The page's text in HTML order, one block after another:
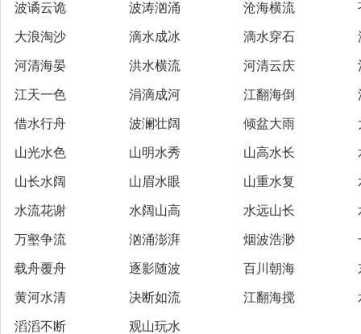
波谲云诡 波涛汹涌 沧海横流
大浪淘沙 滴水成冰 滴水穿石
河清海晏 洪水横流 河清云庆
江天一色 涓滴成河 江翻海倒
借水行舟 波澜壮阔 倾盆大雨
山光水色 山明水秀 山高水长
山长水阔 山眉水眼 山重水复
水流花谢 水阔山高 水远山长
万壑争流 汹涌澎湃 烟波浩渺
载舟覆舟 逐影随波 百川朝海
黄河水清 决断如流 江翻海搅
滔滔不断 观山玩水